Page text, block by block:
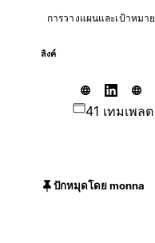
การวางแผนและเป้าหมาย
ลิงค์
41 เทมเพลต
ปักหมุดโดย monna